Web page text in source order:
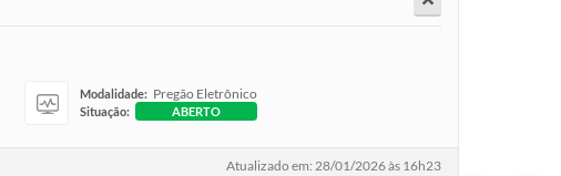
Modalidade: Pregão Eletrônico
Situação: ABERTO
Atualizado em: 28/01/2026 às 16h23